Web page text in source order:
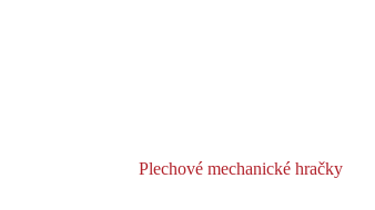
Plechové mechanické hračky